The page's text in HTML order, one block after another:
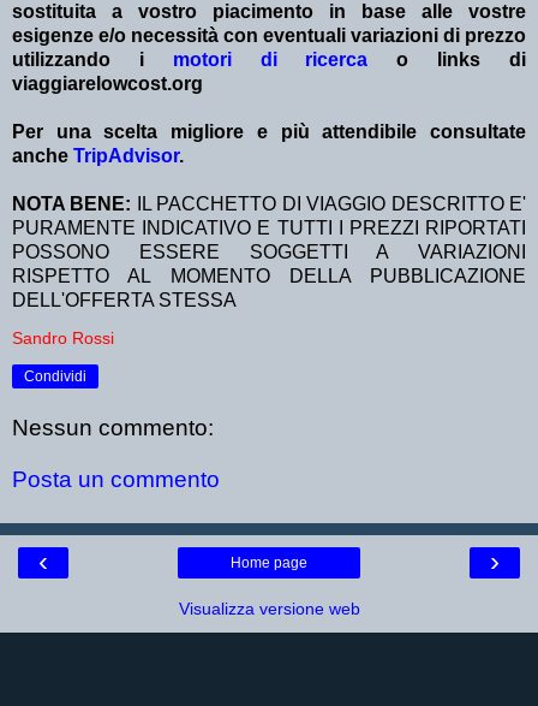
sostituita a vostro piacimento in base alle vostre
esigenze e/o necessità con eventuali variazioni di prezzo
utilizzando i motori di ricerca o links di
viaggiarelowcost.org
Per una scelta migliore e più attendibile consultate
anche TripAdvisor.
NOTA BENE: IL PACCHETTO DI VIAGGIO DESCRITTO E'
PURAMENTE INDICATIVO E TUTTI I PREZZI RIPORTATI
POSSONO ESSERE SOGGETTI A VARIAZIONI
RISPETTO AL MOMENTO DELLA PUBBLICAZIONE
DELL'OFFERTA STESSA
Sandro Rossi
Condividi
Nessun commento:
Posta un commento
‹ ›
Home page
Visualizza versione web